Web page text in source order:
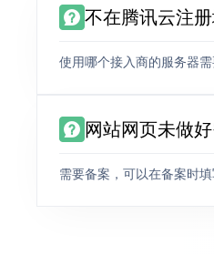
不在腾讯云注
使用哪个接入商的服务器
网站网页未做
需要备案，可以在备案时